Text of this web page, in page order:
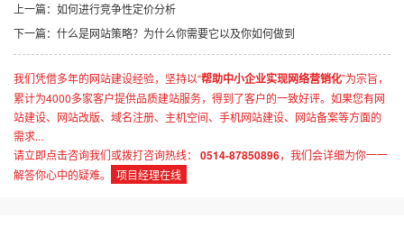
上一篇： 如何进行竞争性定价分析
下一篇： 什么是网站策略？为什么你需要它以及你如何做到
我们凭借多年的网站建设经验，坚持以“帮助中小企业实现网络营销化”为宗旨，
累计为4000多家客户提供品质建站服务，得到了客户的一致好评。如果您有网
站建设、网站改版、域名注册、主机空间、手机网站建设、网站备案等方面的
需求...
请立即点击咨询我们或拨打咨询热线：
0514-87850896，我们会详细为你一一
解答你心中的疑难。
项目经理在线